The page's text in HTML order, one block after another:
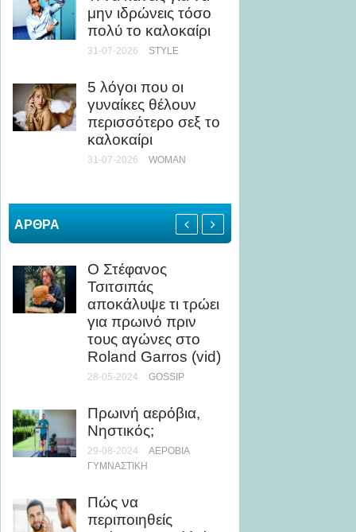
μην ιδρώνεις τόσο
πολύ το καλοκαίρι
31-07-2026 STYLE
5 λόγοι που οι
γυναίκες θέλουν
περισσότερο σεξ το
καλοκαίρι
31-07-2026 WOMAN
ΑΡΘΡΑ
Ο Στέφανος
Τσιτσιπάς
αποκάλυψε τι τρώει
για πρωινό πριν
τους αγώνες στο
Roland Garros (vid)
28-05-2024 GOSSIP
Πρωινή αερόβια,
Νηστικός;
29-08-2024
ΑΕΡΌΒΙΑ
ΓΥΜΝΑΣΤΙΚΉ
Πώς να
περιποιηθείς